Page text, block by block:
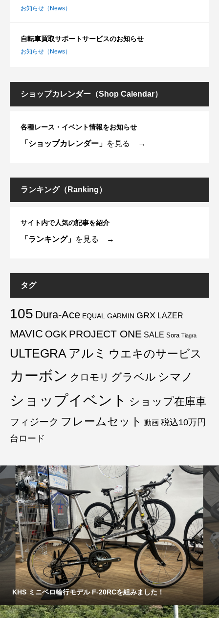
お知らせ（News）
自転車買取サポートサービスのお知らせ
お知らせ（News）
ショップカレンダー（Shop Calendar）
各種レース・イベント情報をお知らせ
「ショップカレンダー」 を見る →
ランキング（Ranking）
サイト内で人気の記事を紹介
「ランキング」 を見る →
タグ
105 Dura-Ace EQUAL GARMIN GRX LAZER
MAVIC OGK PROJECT ONE SALE Sora Tiagra
ULTEGRA アルミ ウエキのサービス
カーボン クロモリ グラベル シマノ
ショップイベント ショップ在庫車
フィジーク フレームセット 動画 税込10万円
台ロード
KHS ミニベロ輪行モデル F-20RCを組みました！